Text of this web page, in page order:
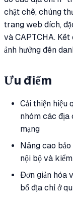
chặt chẽ, chúng
trang web đích,
và CAPTCHA.
ảnh hưởng đến
Ưu điểm
Cải thiện hiệu
nhóm các địa
mạng
Nâng cao
nội bộ và
Đơn giản hóa
bổ địa chỉ ở